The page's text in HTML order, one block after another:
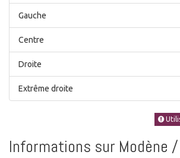
Gauche
Centre
Droite
Extrême droite
Informations sur Modène